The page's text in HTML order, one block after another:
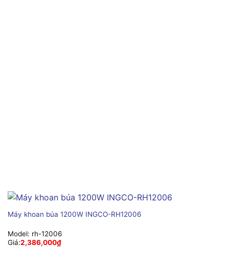
Máy khoan búa 1200W INGCO-RH12006
Model: rh-12006
Giá:2,386,000₫